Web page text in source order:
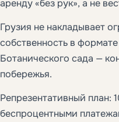
аренду «без рук», а не
Грузия не накладывает
собственность в
Ботанического сада —
побережья.
Репрезентативный план:
беспроцентными